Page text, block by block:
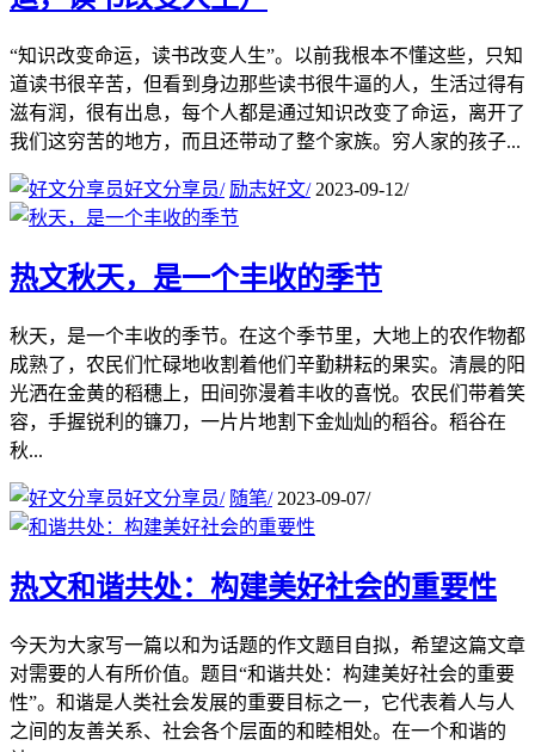
“知识改变命运，读书改变人生”。以前我根本不懂这些，只知
道读书很辛苦，但看到身边那些读书很牛逼的人，生活过得有
滋有润，很有出息，每个人都是通过知识改变了命运，离开了
我们这穷苦的地方，而且还带动了整个家族。穷人家的孩子...
好文分享员/ 励志好文/ 2023-09-12/
热文秋天，是一个丰收的季节
秋天，是一个丰收的季节。在这个季节里，大地上的农作物都
成熟了，农民们忙碌地收割着他们辛勤耕耘的果实。清晨的阳
光洒在金黄的稻穗上，田间弥漫着丰收的喜悦。农民们带着笑
容，手握锐利的镰刀，一片片地割下金灿灿的稻谷。稻谷在
秋...
好文分享员/ 随笔/ 2023-09-07/
热文和谐共处：构建美好社会的重要性
今天为大家写一篇以和为话题的作文题目自拟，希望这篇文章
对需要的人有所价值。题目“和谐共处：构建美好社会的重要
性”。和谐是人类社会发展的重要目标之一，它代表着人与人
之间的友善关系、社会各个层面的和睦相处。在一个和谐的